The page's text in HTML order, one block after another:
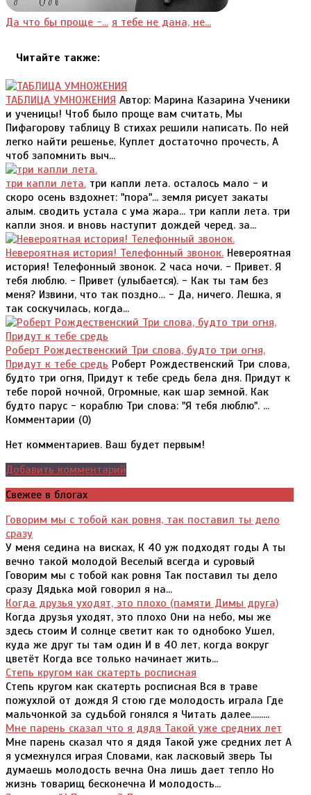
Да что бы проще -... я тебе не дана, не...
Читайте также:
ТАБЛИЦА УМНОЖЕНИЯ Автор: Марина Казарина Ученики
и ученицы! Чтоб было проще вам считать, Мы
Пифагорову таблицу В стихах решили написать. По ней
легко найти решенье, Куплет достаточно прочесть, А
чтоб запомнить выч...
три капли лета. три капли лета. осталось мало - и
скоро осень вздохнет: "пора"... земля рисует закаты
алым. сводить устала с ума жара... три капли лета. три
капли зноя. и вновь наступит дождей черед. за...
Невероятная история! Телефонный звонок. Невероятная
история! Телефонный звонок. 2 часа ночи. - Привет. Я
тебя люблю. - Привет (улыбается). - Как ты там без
меня? Извини, что так поздно… - Да, ничего. Лешка, я
так соскучилась, когда...
Роберт Рождественский Три слова, будто три огня,
Придут к тебе средь Роберт Рождественский Три слова,
будто три огня, Придут к тебе средь бела дня. Придут к
тебе порой ночной, Огромные, как шар земной. Как
будто парус - кораблю Три слова: "Я тебя люблю". ...
Комментарии (0)
Нет комментариев. Ваш будет первым!
Добавить комментарий
Свежее в блогах
Говорим мы с тобой как ровня, так поставил ты дело
сразу
У меня седина на висках, К 40 уж подходят годы А ты
вечно такой молодой Веселый всегда и суровый
Говорим мы с тобой как ровня Так поставил ты дело
сразу Дядька мой говорил я на...
Когда друзья уходят, это плохо (памяти Димы друга)
Когда друзья уходят, это плохо Они на небо, мы же
здесь стоим И солнце светит как то однобоко Ушел,
куда же друг ты там один И в 40 лет, когда вокруг
цветёт Когда все только начинает жить...
Степь кругом как скатерть росписная
Степь кругом как скатерть росписная Вся в траве
пожухлой от дождя Я стою где молодость играла Где
мальчонкой за судьбой гонялся я Читать далее.........
Мне парень сказал что я дядя Такой уже средних лет
Мне парень сказал что я дядя Такой уже средних лет А
я усмехнулся играя Словами, как ласковый зверь Ты
думаешь молодость вечна Она лишь дает тепло Но
жизнь товарищ бесконечна И молодость...